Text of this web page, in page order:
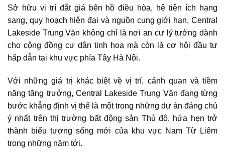
Sở hữu vị trí đắt giá bên hồ điều hòa, hệ tiện ích hạng
sang, quy hoạch hiện đại và nguồn cung giới hạn, Central
Lakeside Trung Văn không chỉ là nơi an cư lý tưởng dành
cho cộng đồng cư dân tinh hoa mà còn là cơ hội đầu tư
hấp dẫn tại khu vực phía Tây Hà Nội.
Với những giá trị khác biệt về vị trí, cảnh quan và tiềm
năng tăng trưởng, Central Lakeside Trung Văn đang từng
bước khẳng định vị thế là một trong những dự án đáng chú
ý nhất trên thị trường bất động sản Thủ đô, hứa hẹn trở
thành biểu tượng sống mới của khu vực Nam Từ Liêm
trong những năm tới.